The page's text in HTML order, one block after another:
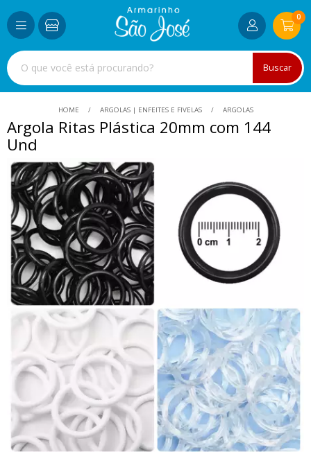
Buscar
0
HOME ARGOLAS | ENFEITES E FIVELAS ARGOLAS
Argola Ritas Plástica 20mm com 144
Und